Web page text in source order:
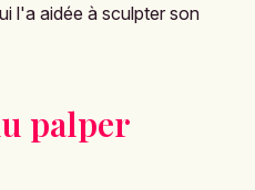
l'a aidée à sculpter son
palper